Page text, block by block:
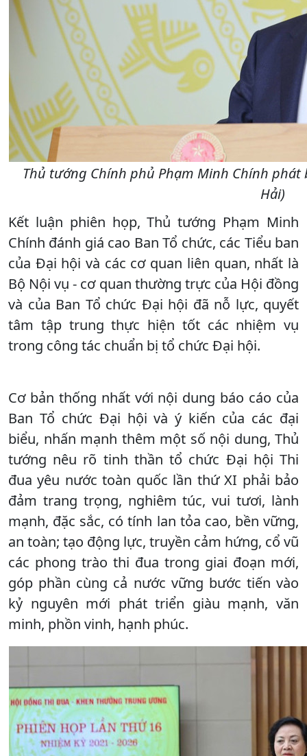
Thủ tướng Chính phủ Phạm Minh Chính phát
Hải)
Kết luận phiên họp, Thủ tướng Phạm Minh
Chính đánh giá cao Ban Tổ chức, các Tiểu ban
của Đại hội và các cơ quan liên quan, nhất là
Bộ Nội vụ - cơ quan thường trực của Hội đồng
và của Ban Tổ chức Đại hội đã nỗ lực, quyết
tâm tập trung thực hiện tốt các nhiệm vụ
trong công tác chuẩn bị tổ chức Đại hội.
Cơ bản thống nhất với nội dung báo cáo của
Ban Tổ chức Đại hội và ý kiến của các đại
biểu, nhấn mạnh thêm một số nội dung, Thủ
tướng nêu rõ tinh thần tổ chức Đại hội Thi
đua yêu nước toàn quốc lần thứ XI phải bảo
đảm trang trọng, nghiêm túc, vui tươi, lành
mạnh, đặc sắc, có tính lan tỏa cao, bền vững,
an toàn; tạo động lực, truyền cảm hứng, cổ vũ
các phong trào thi đua trong giai đoạn mới,
góp phần cùng cả nước vững bước tiến vào
kỷ nguyên mới phát triển giàu mạnh, văn
minh, phồn vinh, hạnh phúc.